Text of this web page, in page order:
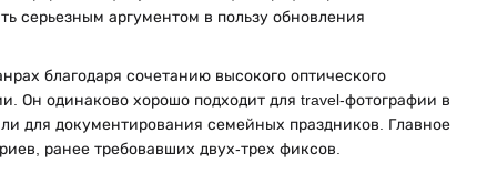
серьезным аргументом в пользу обновления
благодаря сочетанию высокого оптического
Он одинаково хорошо подходит для travel-фотографии в
для документирования семейных праздников. Главное
ранее требовавших двух-трех фиксов.